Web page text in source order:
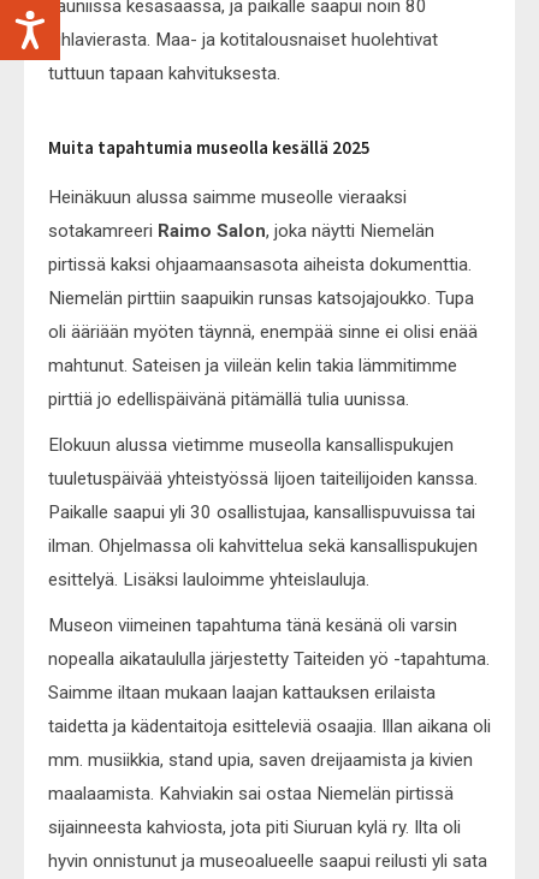
kauniissa kesäsäässä, ja paikalle saapui noin 80
juhlavierasta. Maa- ja kotitalousnaiset huolehtivat
tuttuun tapaan kahvituksesta.
Muita tapahtumia museolla kesällä 2025
Heinäkuun alussa saimme museolle vieraaksi
sotakamreeri Raimo Salon, joka näytti Niemelän
pirtissä kaksi ohjaamaansasota aiheista dokumenttia.
Niemelän pirttiin saapuikin runsas katsojajoukko. Tupa
oli ääriään myöten täynnä, enempää sinne ei olisi enää
mahtunut. Sateisen ja viileän kelin takia lämmitimme
pirttiä jo edellispäivänä pitämällä tulia uunissa.
Elokuun alussa vietimme museolla kansallispukujen
tuuletuspäivää yhteistyössä Iijoen taiteilijoiden kanssa.
Paikalle saapui yli 30 osallistujaa, kansallispuvuissa tai
ilman. Ohjelmassa oli kahvittelua sekä kansallispukujen
esittelyä. Lisäksi lauloimme yhteislauluja.
Museon viimeinen tapahtuma tänä kesänä oli varsin
nopealla aikataululla järjestetty Taiteiden yö -tapahtuma.
Saimme iltaan mukaan laajan kattauksen erilaista
taidetta ja kädentaitoja esitteleviä osaajia. Illan aikana oli
mm. musiikkia, stand upia, saven dreijaamista ja kivien
maalaamista. Kahviakin sai ostaa Niemelän pirtissä
sijainneesta kahviosta, jota piti Siuruan kylä ry. Ilta oli
hyvin onnistunut ja museoalueelle saapui reilusti yli sata